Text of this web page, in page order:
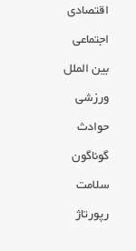
اقتصادی
اجتماعی
بین الملل
ورزشی
حوادث
گوناگون
سلامت
رپورتاژ